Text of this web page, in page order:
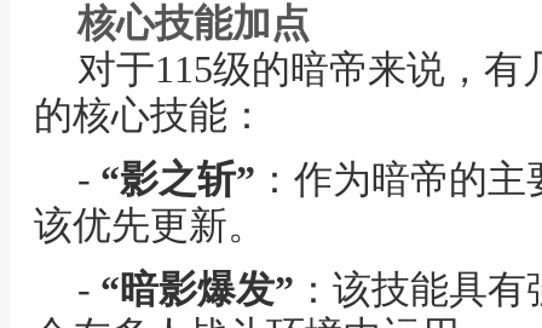
核心技能加点
对于115级的暗帝来说，
的核心技能：
- “影之斩” ：作为暗帝的
该优先更新。
- “暗影爆发” ：该技能具